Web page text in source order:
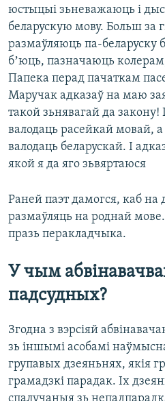
юстыцыі зьневажаюць і
беларускую мову. Больш за
размаўляюць па-беларуску
бʼюць, пазначаюць
Папека перад пачаткам
Маручак адказаў на маю
такой зьнявагай да закону!
валодаць расейкай мовай, а
валодаць беларускай. І
якой я да яго зьвяртаюся
Раней паэт дамогся, каб на
размаўляць на роднай
празь перакладчыка.
У чым
падсудных?
Згодна з вэрсіяй
зь іншымі асобамі
групавых дзеяньнях, якія
грамадзкі парадак. Іх